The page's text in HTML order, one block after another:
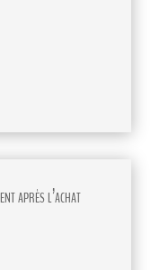
après l’achat